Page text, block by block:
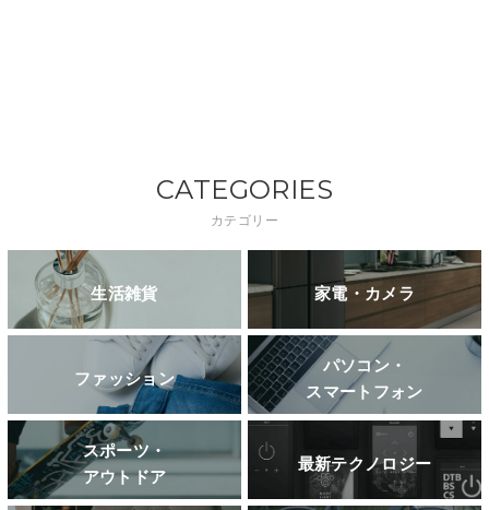
CATEGORIES
カテゴリー
生活雑貨 家電・カメラ
ファッション
パソコン・
スマートフォン
スポーツ・
アウトドア
最新テクノロジー